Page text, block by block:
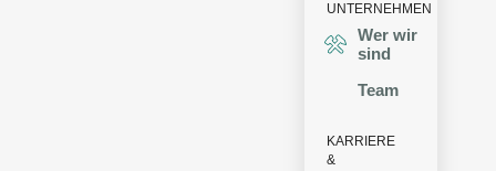
UNTERNEHMEN
Wer wir
sind
Team
KARRIERE
&